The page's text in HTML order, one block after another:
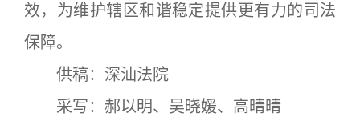
效，为维护辖区和谐稳定提供更有力的司法
保障。
供稿：深汕法院
采写：郝以明、吴晓媛、高晴晴